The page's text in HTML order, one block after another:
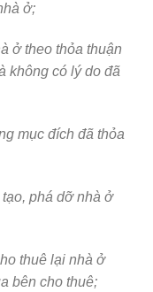
ở;
ở theo thỏa thuận
không có lý do đã
mục đích đã thỏa
phá dỡ nhà ở
thuê lại nhà ở
bên cho thuê;